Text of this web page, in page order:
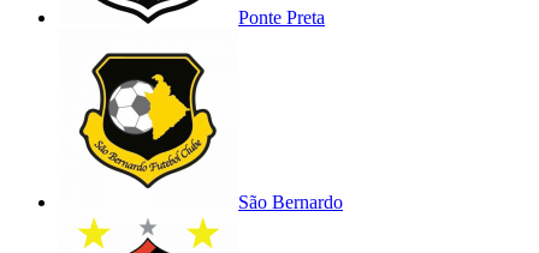
Ponte Preta
São Bernardo